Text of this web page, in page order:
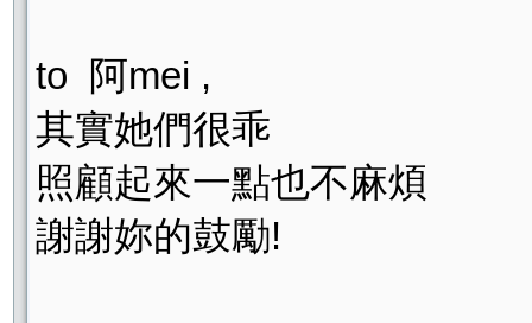
to 阿mei ,
其實她們很乖
照顧起來一點也不麻煩
謝謝妳的鼓勵!